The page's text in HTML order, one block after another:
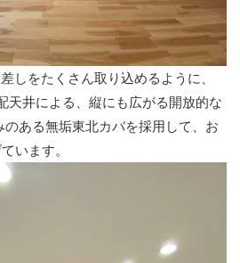
しをたくさん取り込めるように、
天井による、縦にも広がる開放的な
ある無垢東北カバを採用して、お
います。